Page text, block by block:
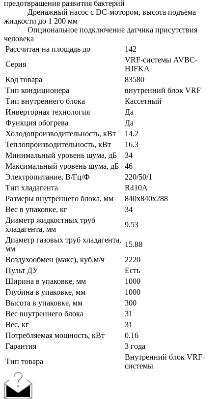
предотвращения развития бактерий
Дренажный насос с DC-мотором, высота подъёма
жидкости до 1 200 мм
Опциональное подключение датчика присутствия
человека
Рассчитан на площадь до
142
Серия
VRF-системы AVBC-
HJFKA
Код товара
83580
Тип кондиционера
внутренний блок VRF
Тип внутреннего блока
Кассетный
Инверторная технология
Да
Функция обогрева
Да
Холодопроизводительность, кВт
14.2
Теплопроизводительность, кВт
16.3
Минимальный уровень шума, дБ
34
Максимальный уровень шума, дБ
46
Электропитание, В/Гц/Ф
220/50/1
Тип хладагента
R410A
Размеры внутреннего блока, мм
840x840x288
Вес в упаковке, кг
34
Диаметр жидкостных труб
хладагента, мм
9.53
Диаметр газовых труб хладагента,
мм
15.88
Воздухообмен (макс), куб.м/ч
2220
Пульт ДУ
Есть
Ширина в упаковке, мм
1000
Глубина в упаковке, мм
1000
Высота в упаковке, мм
300
Вес внутреннего блока
31
Вес, кг
31
Потребляемая мощность, кВт
0.16
Гарантия
3 года
Тип товара
Внутренний блок VRF-
системы